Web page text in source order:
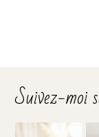
Suivez-moi